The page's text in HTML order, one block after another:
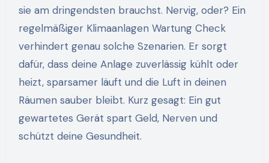
sie am dringendsten brauchst. Nervig, oder? Ein
regelmäßiger Klimaanlagen Wartung Check
verhindert genau solche Szenarien. Er sorgt
dafür, dass deine Anlage zuverlässig kühlt oder
heizt, sparsamer läuft und die Luft in deinen
Räumen sauber bleibt. Kurz gesagt: Ein gut
gewartetes Gerät spart Geld, Nerven und
schützt deine Gesundheit.